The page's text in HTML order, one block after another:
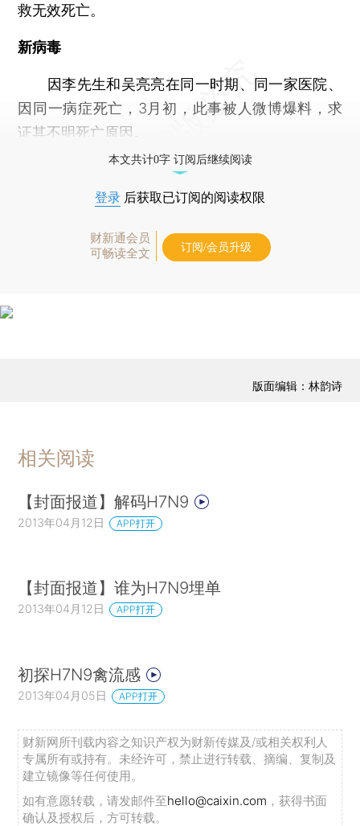
救无效死亡。
新病毒
因李先生和吴亮亮在同一时期、同一家医院、
因同一病症死亡，3月初，此事被人微博爆料，求
证其不明死亡原因。
本文共计0字 订阅后继续阅读
登录 后获取已订阅的阅读权限
财新通会员
可畅读全文
订阅/会员升级
版面编辑：林韵诗
相关阅读
【封面报道】解码H7N9
2013年04月12日 APP打开
【封面报道】谁为H7N9埋单
2013年04月12日 APP打开
初探H7N9禽流感
2013年04月05日 APP打开
财新网所刊载内容之知识产权为财新传媒及/或相关权利人
专属所有或持有。未经许可，禁止进行转载、摘编、复制及
建立镜像等任何使用。
如有意愿转载，请发邮件至hello@caixin.com ，获得书面
确认及授权后，方可转载。